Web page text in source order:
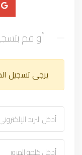
أو قم
يرجى تسجيل